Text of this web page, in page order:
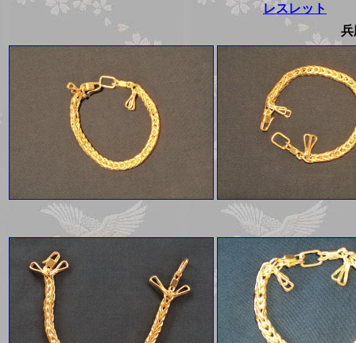
レスレット
兵